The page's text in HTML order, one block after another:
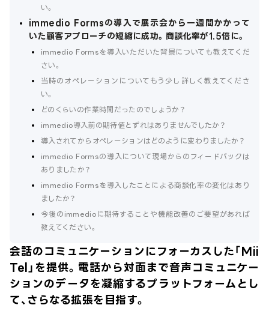
い。
immedio Formsの導入で展示会から一週間かかって
いた顧客アプローチの短縮に成功。商談化率が1.5倍に。
immedio Formsを導入いただいた背景についても教えてくだ
さい。
当時のオペレーションについてもう少し詳しく教えてくださ
い。
どのくらいの作業時間だったのでしょうか？
immedio導入前の期待値とずれはありませんでしたか？
導入されてからオペレーションはどのように変わりましたか？
immedio Formsの導入について現場からのフィードバックは
ありましたか？
immedio Formsを導入したことによる商談化率の変化はあり
ましたか？
今後のimmedioに期待することや機能改善のご要望があれば
教えてください。
会話のコミュニケーションにフォーカスした「Mii
Tel」を提供。電話から対面まで音声コミュニケー
ションのデータを凝縮するプラットフォームとし
て、さらなる拡張を目指す。